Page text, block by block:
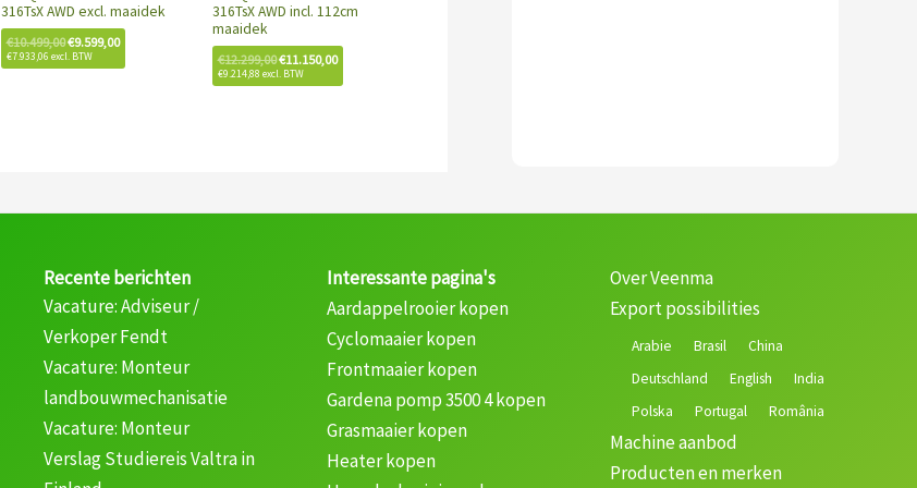
316TsX AWD excl. maaidek
€10.499,00€9.599,00
€7.933,06 excl. BTW
316TsX AWD incl. 112cm
maaidek
€12.299,00€11.150,00
€9.214,88 excl. BTW
Recente berichten
Vacature: Adviseur /
Verkoper Fendt
Vacature: Monteur
landbouwmechanisatie
Vacature: Monteur
Verslag Studiereis Valtra in
Interessante pagina's
Aardappelrooier kopen
Cyclomaaier kopen
Frontmaaier kopen
Gardena pomp 3500 4 kopen
Grasmaaier kopen
Heater kopen
Over Veenma
Export possibilities
Arabie Brasil
China
Deutschland
English
India
Polska
Portugal România
Machine aanbod
Producten en merken